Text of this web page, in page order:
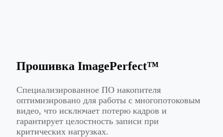
Прошивка ImagePerfect™
Специализированное ПО накопителя
оптимизировано для работы с многопотоковым
видео, что исключает потерю кадров и
гарантирует целостность записи при
критических нагрузках.